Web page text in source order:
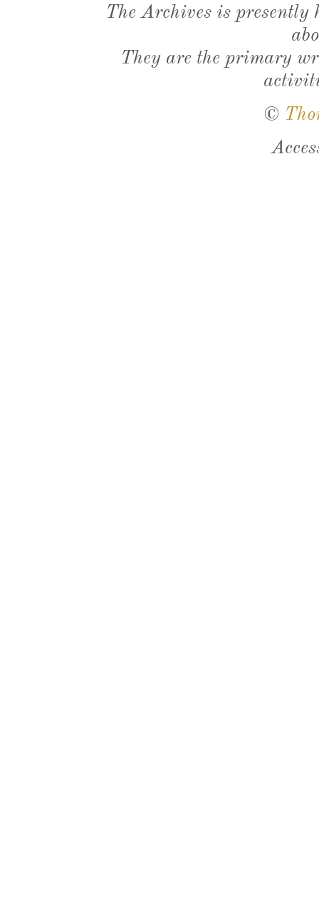
The Archives is presently
They are the primary
©